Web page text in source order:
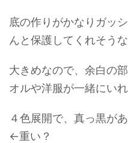
底の作りがかなりガッ
んと保護してくれそうな
大きめなので、余白の
オルや洋服が一緒にい
４色展開で、真っ黒が
←重い？